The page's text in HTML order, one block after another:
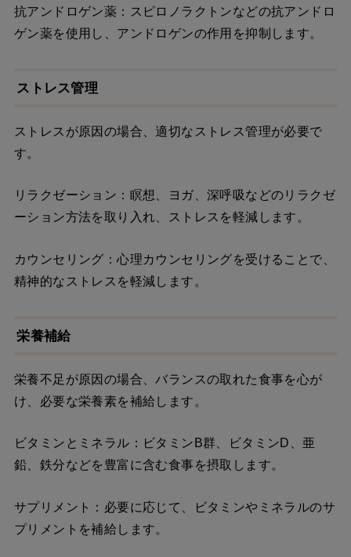
抗アンドロゲン薬：スピロノラクトンなどの抗アンドロ
ゲン薬を使用し、アンドロゲンの作用を抑制します。
ストレス管理
ストレスが原因の場合、適切なストレス管理が必要で
す。
リラクゼーション：瞑想、ヨガ、深呼吸などのリラクゼ
ーション方法を取り入れ、ストレスを軽減します。
カウンセリング：心理カウンセリングを受けることで、
精神的なストレスを軽減します。
栄養補給
栄養不足が原因の場合、バランスの取れた食事を心が
け、必要な栄養素を補給します。
ビタミンとミネラル：ビタミンB群、ビタミンD、亜
鉛、鉄分などを豊富に含む食事を摂取します。
サプリメント：必要に応じて、ビタミンやミネラルのサ
プリメントを補給します。